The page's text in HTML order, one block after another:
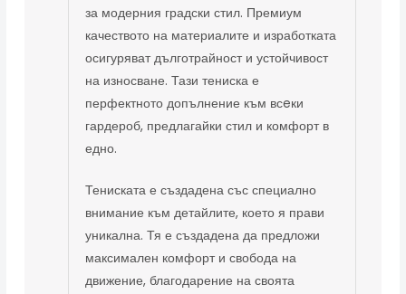
за модерния градски стил. Премиум
качеството на материалите и изработката
осигуряват дълготрайност и устойчивост
на износване. Тази тениска е
перфектното допълнение към всeки
гардероб, предлагайки стил и комфорт в
едно.
Тениската е създадена със специално
внимание към детайлите, което я прави
уникална. Тя е създадена да предложи
максимален комфорт и свобода на
движение, благодарение на своята